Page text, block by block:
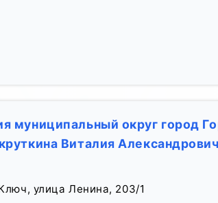
муниципальный округ город
Виталия
улица Ленина, 203/1